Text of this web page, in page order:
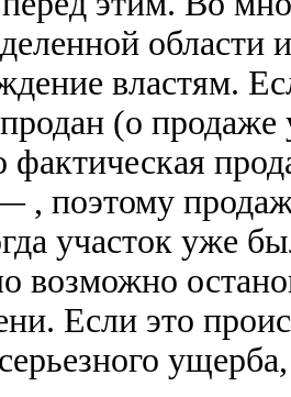
области
властям.
(о продаже
фактическая
, поэтому
участок уже
возможно
Если это